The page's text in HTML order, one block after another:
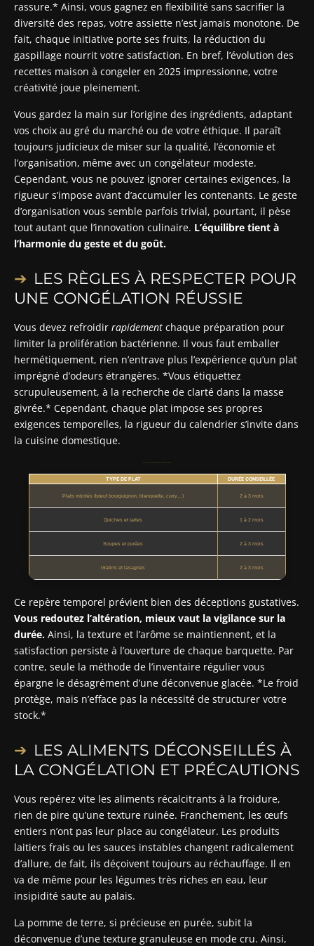
rassure.* Ainsi, vous gagnez en flexibilité sans sacrifier la
diversité des repas, votre assiette n’est jamais monotone. De
fait, chaque initiative porte ses fruits, la réduction du
gaspillage nourrit votre satisfaction. En bref, l’évolution des
recettes maison à congeler en 2025 impressionne, votre
créativité joue pleinement.
Vous gardez la main sur l’origine des ingrédients, adaptant
vos choix au gré du marché ou de votre éthique. Il paraît
toujours judicieux de miser sur la qualité, l’économie et
l’organisation, même avec un congélateur modeste.
Cependant, vous ne pouvez ignorer certaines exigences, la
rigueur s’impose avant d’accumuler les contenants. Le geste
d’organisation vous semble parfois trivial, pourtant, il pèse
tout autant que l’innovation culinaire. L’équilibre tient à
l’harmonie du geste et du goût.
LES RÈGLES À RESPECTER POUR
UNE CONGÉLATION RÉUSSIE
Vous devez refroidir rapidement chaque préparation pour
limiter la prolifération bactérienne. Il vous faut emballer
hermétiquement, rien n’entrave plus l’expérience qu’un plat
imprégné d’odeurs étrangères. *Vous étiquettez
scrupuleusement, à la recherche de clarté dans la masse
givrée.* Cependant, chaque plat impose ses propres
exigences temporelles, la rigueur du calendrier s’invite dans
la cuisine domestique.
TYPE DE PLAT DURÉE CONSEILLÉE
Plats mijotés (bœuf bourguignon, blanquette, curry…) 2 à 3 mois
Quiches et tartes 1 à 2 mois
Soupes et purées 2 à 3 mois
Gratins et lasagnes 2 à 3 mois
Ce repère temporel prévient bien des déceptions gustatives.
Vous redoutez l’altération, mieux vaut la vigilance sur la
durée. Ainsi, la texture et l’arôme se maintiennent, et la
satisfaction persiste à l’ouverture de chaque barquette. Par
contre, seule la méthode de l’inventaire régulier vous
épargne le désagrément d’une déconvenue glacée. *Le froid
protège, mais n’efface pas la nécessité de structurer votre
stock.*
LES ALIMENTS DÉCONSEILLÉS À
LA CONGÉLATION ET PRÉCAUTIONS
Vous repérez vite les aliments récalcitrants à la froidure,
rien de pire qu’une texture ruinée. Franchement, les œufs
entiers n’ont pas leur place au congélateur. Les produits
laitiers frais ou les sauces instables changent radicalement
d’allure, de fait, ils déçoivent toujours au réchauffage. Il en
va de même pour les légumes très riches en eau, leur
insipidité saute au palais.
La pomme de terre, si précieuse en purée, subit la
déconvenue d’une texture granuleuse en mode cru. Ainsi,